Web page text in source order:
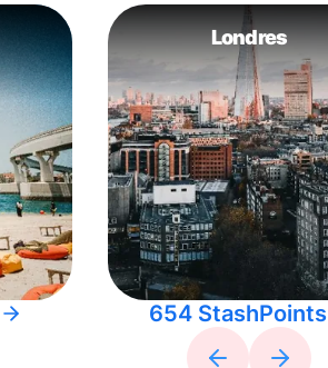
Londres
654 StashPoints